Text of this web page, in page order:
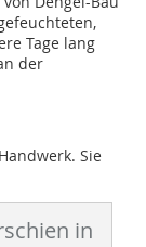
Tage lang
der
Sie
in